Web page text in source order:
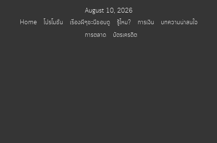
August 10, 2026
Home
โปรโมชั่น เรื่องผีๆชะนีชอบดู รู้ไหม? การเงิน
บทความน่าสนใจ
การตลาด
บัตรเครดิต